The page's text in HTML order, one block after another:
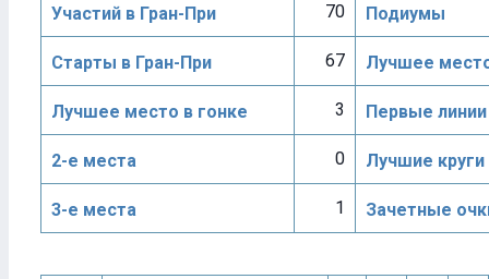
Участий в Гран-При 70 Подиумы
Старты в Гран-При 67 Лучшее
Лучшее место в гонке 3 Первые линии
2-е места 0 Лучшие круги
3-е места 1 Зачетные